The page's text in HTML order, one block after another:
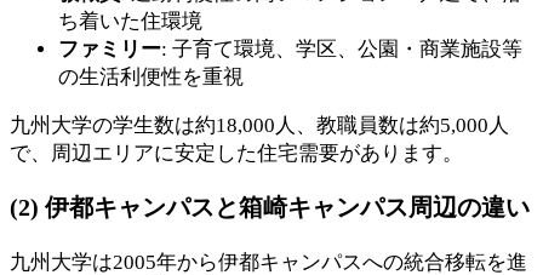
ち着いた住環境
ファミリー: 子育て環境、学区、公園・商業施設等
の生活利便性を重視
九州大学の学生数は約18,000人、教職員数は約5,000人
で、周辺エリアに安定した住宅需要があります。
(2) 伊都キャンパスと箱崎キャンパス周辺の違い
九州大学は2005年から伊都キャンパスへの統合移転を進